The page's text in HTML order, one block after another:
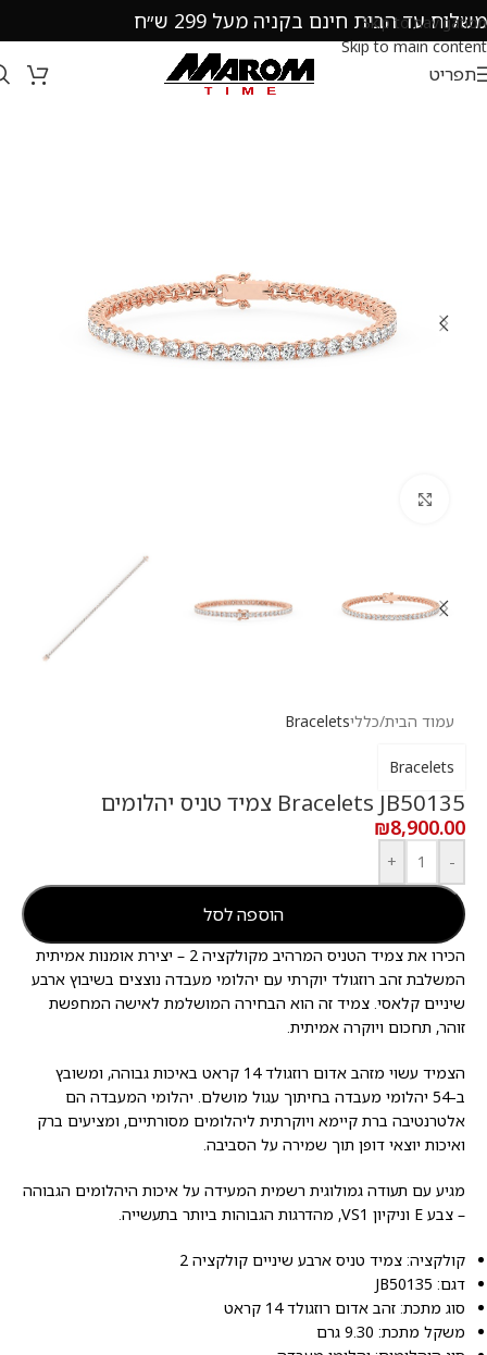
Skip to navigation
Skip to main content
משלוח עד הבית חינם בקניה מעל 299 ש״ח
תפריט
עמוד הבית/כלליBracelets
Bracelets JB50135 צמיד טניס יהלומים
Bracelets
₪8,900.00
-
+
הוספה לסל
הכירו את צמיד הטניס המרהיב מקולקציה 2 – יצירת אומנות אמיתית
המשלבת זהב רוזגולד יוקרתי עם יהלומי מעבדה נוצצים בשיבוץ ארבע
שיניים קלאסי. צמיד זה הוא הבחירה המושלמת לאישה המחפשת
זוהר, תחכום ויוקרה אמיתית.
הצמיד עשוי מזהב אדום רוזגולד 14 קראט באיכות גבוהה, ומשובץ
ב-54 יהלומי מעבדה בחיתוך עגול מושלם. יהלומי המעבדה הם
אלטרנטיבה ברת קיימא ויוקרתית ליהלומים מסורתיים, ומציעים ברק
ואיכות יוצאי דופן תוך שמירה על הסביבה.
מגיע עם תעודה גמולוגית רשמית המעידה על איכות היהלומים הגבוהה
– צבע E וניקיון VS1, מהדרגות הגבוהות ביותר בתעשייה.
קולקציה: צמיד טניס ארבע שיניים קולקציה 2
דגם: JB50135
סוג מתכת: זהב אדום רוזגולד 14 קראט
משקל מתכת: 9.30 גרם